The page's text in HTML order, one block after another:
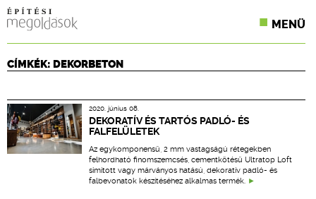
MENÜ
CPR TERMÉKKIÍRÁS
ÉPÍTÉSI JOG
ONLINE KÉPZÉSEK
CÍMKÉK: DEKORBETON
2020. június 08.
DEKORATÍV ÉS TARTÓS PADLÓ- ÉS
FALFELÜLETEK
Az egykomponensű, 2 mm vastagságú rétegekben
felhordható finomszemcsés, cementkötésű Ultratop Loft
simított vagy márványos hatású, dekoratív padló- és
falbevonatok készítéséhez alkalmas termék.